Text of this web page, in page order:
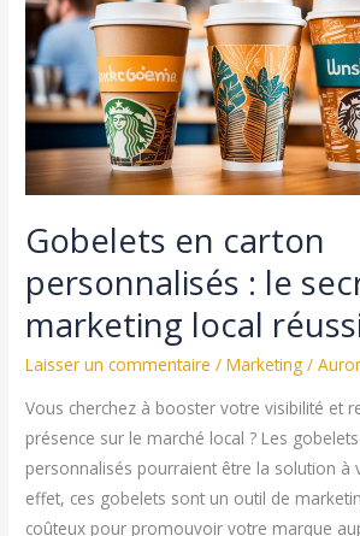
Gobelets en carton
personnalisés : le
marketing local
Laisser un commentaire /Marketing /
Vous cherchez à booster votre visibilité et
présence sur le marché local ? Les
personnalisés pourraient être la solution à
effet, ces gobelets sont un outil de
coûteux pour promouvoir votre marque